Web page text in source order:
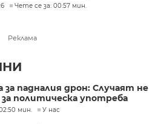
Чете се за: 00:57 мин.
Реклама
падналия дрон: Случаят не
за политическа употреба
мин. У нас